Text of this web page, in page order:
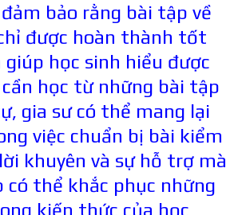
bảo rằng bài tập về
được hoàn thành tốt
giúp học sinh hiểu được
học từ những bài tập
gia sư có thể mang lại
việc chuẩn bị bài kiểm
khuyên và sự hỗ trợ mà
có thể khắc phục những
kiến thức của học